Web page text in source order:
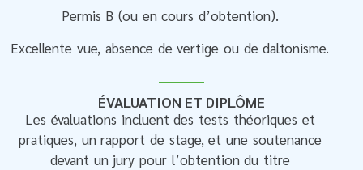
Permis B (ou en cours d’obtention).
Excellente vue, absence de vertige ou de daltonisme.
ÉVALUATION ET DIPLÔME
Les évaluations incluent des tests théoriques et
pratiques, un rapport de stage, et une soutenance
devant un jury pour l’obtention du titre